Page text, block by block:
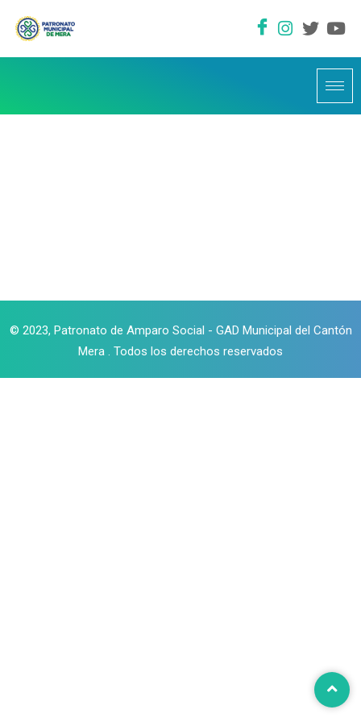
© 2023, Patronato de Amparo Social - GAD Municipal del Cantón
Mera . Todos los derechos reservados